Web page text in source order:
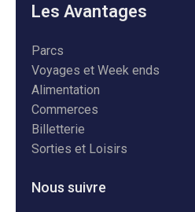
Les Avantages
Parcs
Voyages et Week ends
Alimentation
Commerces
Billetterie
Sorties et Loisirs
Nous suivre